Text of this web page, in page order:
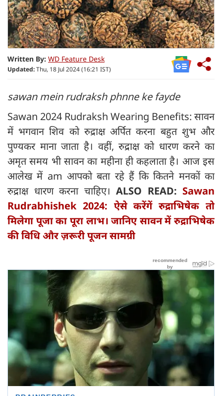
Written By: WD Feature Desk
Updated:Thu, 18 Jul 2024 (16:21 IST)
sawan mein rudraksh phnne ke fayde
Sawan 2024 Rudraksh Wearing Benefits: सावन
में भगवान शिव को रुद्राक्ष अर्पित करना बहुत शुभ और
पुण्यकर माना जाता है। वहीं, रुद्राक्ष को धारण करने का
अमृत समय भी सावन का महीना ही कहलाता है। आज इस
आलेख में am आपको बता रहे हैं कि कितने मनकों का
रुद्राक्ष धारण करना चाहिए। ALSO READ: Sawan
Rudrabhishek 2024: ऐसे करेंगें रुद्राभिषेक तो
मिलेगा पूजा का पूरा लाभ। जानिए सावन में रुद्राभिषेक
की विधि और ज़रूरी पूजन सामग्री